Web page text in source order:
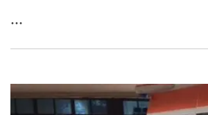
...